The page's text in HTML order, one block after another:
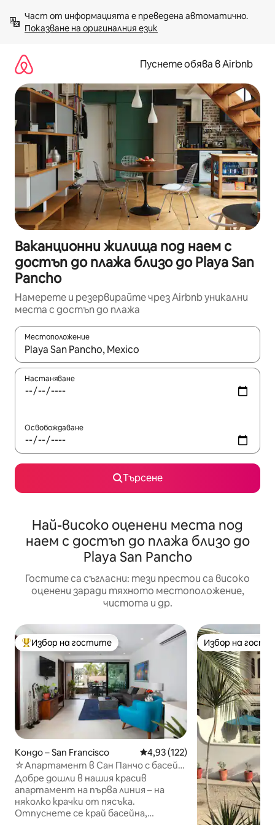
към
съдържанието
Показване на оригиналния език
Пуснете обява в Airbnb
Ваканционни жилища под наем с
достъп до плажа близо до Playa San
Pancho
Намерете и резервирайте чрез Airbnb уникални
места с достъп до плажа
Местоположение
Когато резултатите се покажат, използвайте
Настаняване
Освобождаване
Търсене
Най-високо оценени места под
наем с достъп до плажа близо до
Playa San Pancho
Гостите са съгласни: тези престои са високо
оценени заради тяхното местоположение,
чистота и др.
Най-популярен избор на гостите
Избор на гостите
Кондо – San Francisco Средна оценка: 4,93 от 5,
4,93 (122)
☆Апартамент в Сан Панчо с басейн
и хидромасажна вана☆☀
Добре дошли в нашия красив
апартамент на първа линия – на
няколко крачки от пясъка.
Отпуснете се край басейна,
Избор на
Избор на